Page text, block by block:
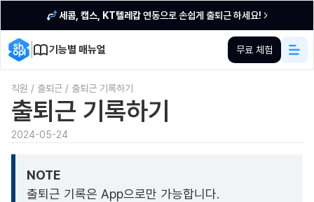
세콤, 캡스, KT텔레캅연동으로 손쉽게 출퇴근 하세요!
기능별 매뉴얼 무료 체험
직원 / 출퇴근 / 출퇴근 기록하기
출퇴근 기록하기
2024-05-24
NOTE
출퇴근 기록은 App으로만 가능합니다.